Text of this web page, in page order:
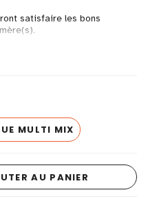
satisfaire les bons
MULTI MIX
AU PANIER